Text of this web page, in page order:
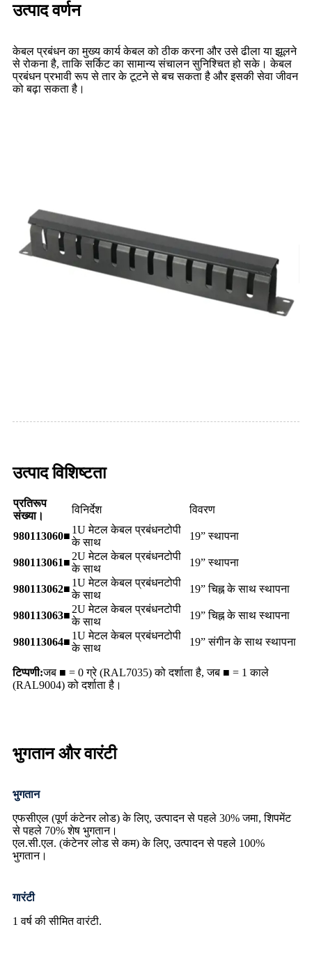
उत्पाद वर्णन
केबल प्रबंधन का मुख्य कार्य केबल को ठीक करना और उसे ढीला या झूलने
से रोकना है, ताकि सर्किट का सामान्य संचालन सुनिश्चित हो सके। केबल
प्रबंधन प्रभावी रूप से तार के टूटने से बच सकता है और इसकी सेवा जीवन
को बढ़ा सकता है।
उत्पाद विशिष्टता
प्रतिरूप
संख्या।
विनिर्देश विवरण
980113060■
1U मेटल केबल प्रबंधनटोपी
के साथ
19” स्थापना
980113061■
2U मेटल केबल प्रबंधनटोपी
के साथ
19” स्थापना
980113062■
1U मेटल केबल प्रबंधनटोपी
के साथ
19” चिह्न के साथ स्थापना
980113063■
2U मेटल केबल प्रबंधनटोपी
के साथ
19” चिह्न के साथ स्थापना
980113064■
1U मेटल केबल प्रबंधनटोपी
के साथ
19” संगीन के साथ स्थापना
टिप्पणी:जब ■ = 0 ग्रे (RAL7035) को दर्शाता है, जब ■ = 1 काले
(RAL9004) को दर्शाता है।
भुगतान और वारंटी
भुगतान
एफसीएल (पूर्ण कंटेनर लोड) के लिए, उत्पादन से पहले 30% जमा, शिपमेंट
से पहले 70% शेष भुगतान।
एल.सी.एल. (कंटेनर लोड से कम) के लिए, उत्पादन से पहले 100%
भुगतान।
गारंटी
1 वर्ष की सीमित वारंटी.